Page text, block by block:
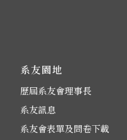
系友園地
歷屆系友會理事長
系友訊息
系友會表單及問卷下載